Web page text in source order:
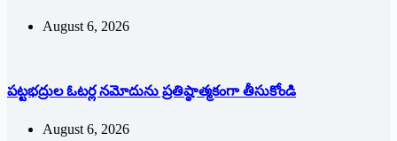
August 6, 2026
పట్టభద్రుల ఓటర్ల నమోదును ప్రతిష్ఠాత్మకంగా తీసుకోండి
August 6, 2026